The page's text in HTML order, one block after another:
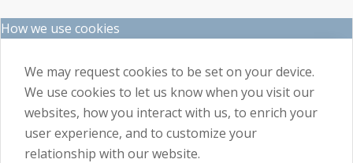
How we use cookies
We may request cookies to be set on your device.
We use cookies to let us know when you visit our
websites, how you interact with us, to enrich your
user experience, and to customize your
relationship with our website.